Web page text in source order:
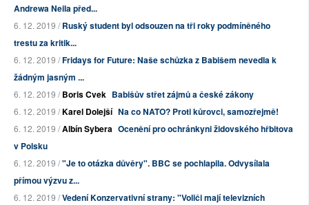
Andrewa Neila před...
6. 12. 2019 /Ruský student byl odsouzen na tři roky podmíněného
trestu za kritik...
6. 12. 2019 /Fridays for Future: Naše schůzka z Babišem nevedla k
žádným jasným ...
6. 12. 2019 /Boris Cvek Babišův střet zájmů a české zákony
6. 12. 2019 /Karel Dolejší Na co NATO? Proti kůrovci, samozřejmě!
6. 12. 2019 /Albín Sybera Ocenění pro ochránkyni židovského hřbitova
v Polsku
6. 12. 2019 /"Je to otázka důvěry". BBC se pochlapila. Odvysílala
přímou výzvu z...
6. 12. 2019 /Vedení Konzervativní strany: "Voliči mají televizních